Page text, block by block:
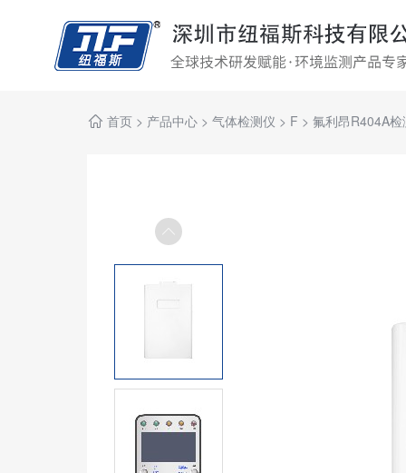
首页 > 产品中心 > 气体检测仪 > F > 氟利昂R404A检